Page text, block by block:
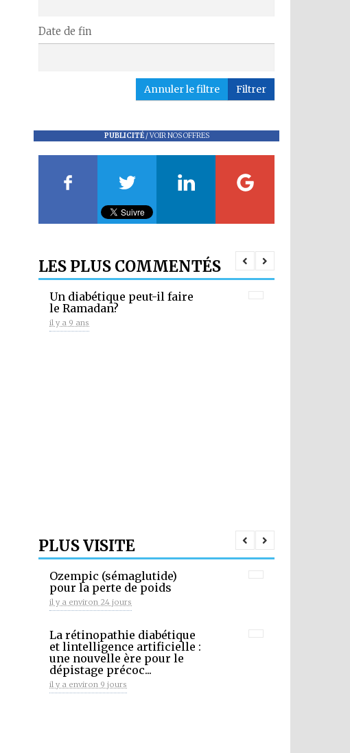
Date de fin
Filtrer
Annuler le filtre
PUBLICITÉ/VOIR NOS OFFRES
LES PLUS COMMENTÉS
Un diabétique peut-il faire
le Ramadan?
il y a 9 ans
PLUS VISITE
Ozempic (sémaglutide)
pour la perte de poids
il y a environ 24 jours
La rétinopathie diabétique
et lintelligence artificielle :
une nouvelle ère pour le
dépistage précoc...
il y a environ 9 jours